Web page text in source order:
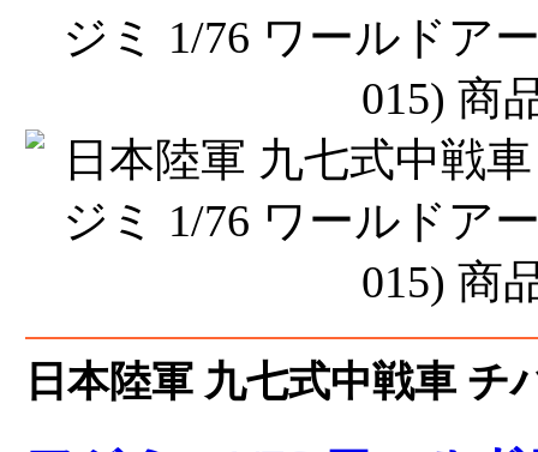
日本陸軍 九七式中戦車